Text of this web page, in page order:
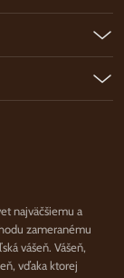
najväčšiemu a
zameranému
vášeň. Vášeň,
vďaka ktorej